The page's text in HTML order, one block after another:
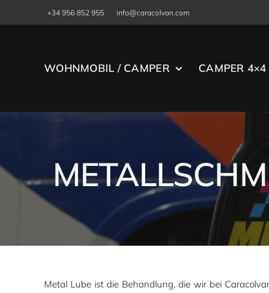
to
+34 956 852 955 info@caracolvan.com
WOHNMOBIL / CAMPER CAMPER 4×4
Metal Lube ist die Behandlung, die wir bei